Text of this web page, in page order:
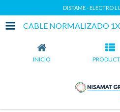
DISTAME - ELECTRO
CABLE NORMALIZADO
INICIO